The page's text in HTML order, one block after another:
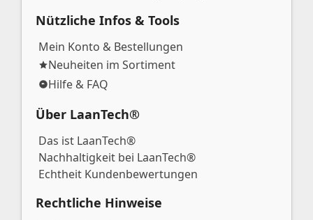
Nützliche Infos & Tools
Mein Konto & Bestellungen
Neuheiten im Sortiment
Hilfe & FAQ
Über LaanTech®
Das ist LaanTech®
Nachhaltigkeit bei LaanTech®
Echtheit Kundenbewertungen
Rechtliche Hinweise